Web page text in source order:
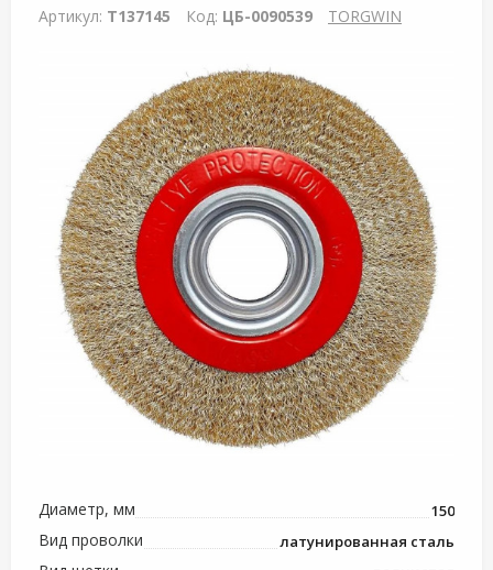
Артикул: T137145 Код: ЦБ-0090539 TORGWIN
Диаметр, мм 150
Вид проволки латунированная сталь